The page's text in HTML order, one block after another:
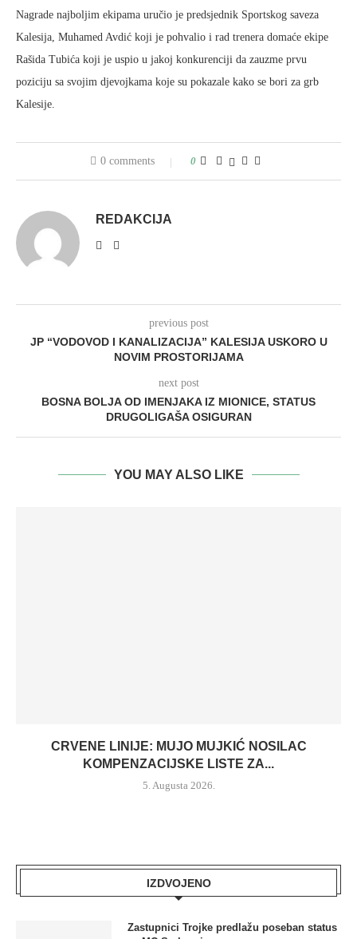
Nagrade najboljim ekipama uručio je predsjednik Sportskog saveza
Kalesija, Muhamed Avdić koji je pohvalio i rad trenera domaće ekipe
Rašida Tubića koji je uspio u jakoj konkurenciji da zauzme prvu
poziciju sa svojim djevojkama koje su pokazale kako se bori za grb
Kalesije.
0 comments 0
REDAKCIJA
previous post
JP “VODOVOD I KANALIZACIJA” KALESIJA USKORO U
NOVIM PROSTORIJAMA
next post
BOSNA BOLJA OD IMENJAKA IZ MIONICE, STATUS
DRUGOLIGAŠA OSIGURAN
YOU MAY ALSO LIKE
CRVENE LINIJE: MUJO MUJKIĆ NOSILAC
KOMPENZACIJSKE LISTE ZA...
5. Augusta 2026.
IZDVOJENO
Zastupnici Trojke predlažu poseban status